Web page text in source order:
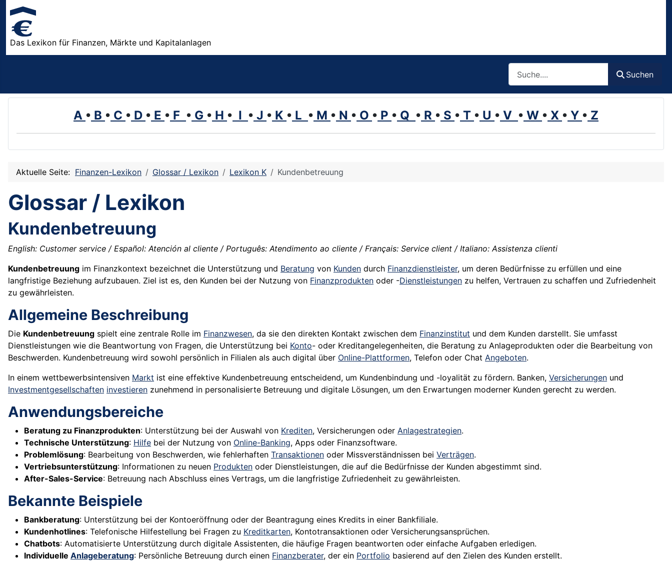
Das Lexikon für Finanzen, Märkte und Kapitalanlagen
Suchen
A • B • C • D • E • F • G • H • I • J • K • L • M • N • O • P • Q • R • S • T • U • V • W • X • Y • Z
Aktuelle Seite: Finanzen-Lexikon Glossar / Lexikon Lexikon K Kundenbetreuung
Glossar / Lexikon
Kundenbetreuung
English: Customer service / Español: Atención al cliente / Português: Atendimento ao cliente / Français: Service client / Italiano: Assistenza clienti
Kundenbetreuung im Finanzkontext bezeichnet die Unterstützung und Beratung von Kunden durch Finanzdienstleister, um deren Bedürfnisse zu erfüllen und eine
langfristige Beziehung aufzubauen. Ziel ist es, den Kunden bei der Nutzung von Finanzprodukten oder -Dienstleistungen zu helfen, Vertrauen zu schaffen und Zufriedenheit
zu gewährleisten.
Allgemeine Beschreibung
Die Kundenbetreuung spielt eine zentrale Rolle im Finanzwesen, da sie den direkten Kontakt zwischen dem Finanzinstitut und dem Kunden darstellt. Sie umfasst
Dienstleistungen wie die Beantwortung von Fragen, die Unterstützung bei Konto- oder Kreditangelegenheiten, die Beratung zu Anlageprodukten oder die Bearbeitung von
Beschwerden. Kundenbetreuung wird sowohl persönlich in Filialen als auch digital über Online-Plattformen, Telefon oder Chat Angeboten.
In einem wettbewerbsintensiven Markt ist eine effektive Kundenbetreuung entscheidend, um Kundenbindung und -loyalität zu fördern. Banken, Versicherungen und
Investmentgesellschaften investieren zunehmend in personalisierte Betreuung und digitale Lösungen, um den Erwartungen moderner Kunden gerecht zu werden.
Anwendungsbereiche
Beratung zu Finanzprodukten: Unterstützung bei der Auswahl von Krediten, Versicherungen oder Anlagestrategien.
Technische Unterstützung: Hilfe bei der Nutzung von Online-Banking, Apps oder Finanzsoftware.
Problemlösung: Bearbeitung von Beschwerden, wie fehlerhaften Transaktionen oder Missverständnissen bei Verträgen.
Vertriebsunterstützung: Informationen zu neuen Produkten oder Dienstleistungen, die auf die Bedürfnisse der Kunden abgestimmt sind.
After-Sales-Service: Betreuung nach Abschluss eines Vertrags, um die langfristige Zufriedenheit zu gewährleisten.
Bekannte Beispiele
Bankberatung: Unterstützung bei der Kontoeröffnung oder der Beantragung eines Kredits in einer Bankfiliale.
Kundenhotlines: Telefonische Hilfestellung bei Fragen zu Kreditkarten, Kontotransaktionen oder Versicherungsansprüchen.
Chatbots: Automatisierte Unterstützung durch digitale Assistenten, die häufige Fragen beantworten oder einfache Aufgaben erledigen.
Individuelle Anlageberatung: Persönliche Betreuung durch einen Finanzberater, der ein Portfolio basierend auf den Zielen des Kunden erstellt.